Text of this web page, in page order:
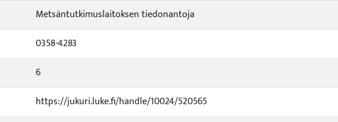
Metsäntutkimuslaitoksen tiedonantoja
0358-4283
6
https://jukuri.luke.fi/handle/10024/520565